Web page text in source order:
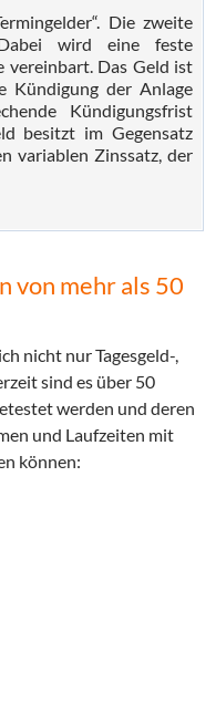
Die zweite
wird eine feste
vereinbart. Das Geld ist
Kündigung der Anlage
Kündigungsfrist
besitzt im Gegensatz
variablen Zinssatz, der
von mehr als 50
nicht nur Tagesgeld-,
sind es über 50
werden und deren
und Laufzeiten mit
können: